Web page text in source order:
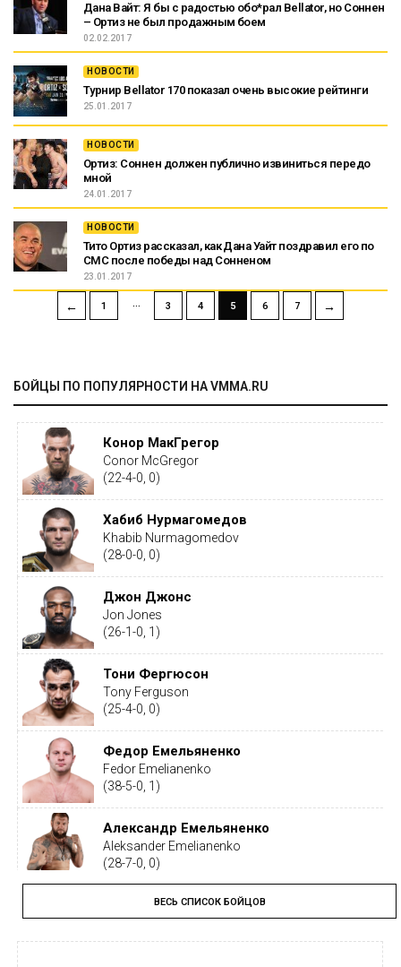
Дана Вайт: Я бы с радостью обо*рал Bellator, но Соннен
– Ортиз не был продажным боем
02.02.2017
НОВОСТИ
Турнир Bellator 170 показал очень высокие рейтинги
25.01.2017
НОВОСТИ
Ортиз: Соннен должен публично извиниться передо
мной
24.01.2017
НОВОСТИ
Тито Ортиз рассказал, как Дана Уайт поздравил его по
СМС после победы над Сонненом
23.01.2017
← 1 3 4 5 6 7 →
БОЙЦЫ ПО ПОПУЛЯРНОСТИ НА VMMA.RU
Конор МакГрегор
Conor McGregor
(22-4-0, 0)
Хабиб Нурмагомедов
Khabib Nurmagomedov
(28-0-0, 0)
Джон Джонс
Jon Jones
(26-1-0, 1)
Тони Фергюсон
Tony Ferguson
(25-4-0, 0)
Федор Емельяненко
Fedor Emelianenko
(38-5-0, 1)
Александр Емельяненко
Aleksander Emelianenko
(28-7-0, 0)
Тайрон Вудли
Tyron Woodley
(19-5-1, 0)
ВЕСЬ СПИСОК БОЙЦОВ